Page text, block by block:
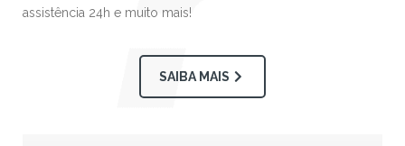
assistência 24h e muito mais!
SAIBA MAIS